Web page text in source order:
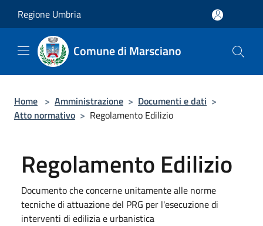
Regione Umbria
Comune di Marsciano
Home > Amministrazione > Documenti e dati >
Atto normativo > Regolamento Edilizio
Regolamento Edilizio
Documento che concerne unitamente alle norme
tecniche di attuazione del PRG per l'esecuzione di
interventi di edilizia e urbanistica